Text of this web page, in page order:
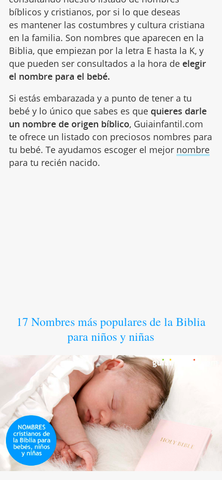
bíblicos y cristianos, por si lo que deseas
es mantener las costumbres y cultura cristiana
en la familia. Son nombres que aparecen en la
Biblia, que empiezan por la letra E hasta la K, y
que pueden ser consultados a la hora deelegir
el nombre para el bebé.
Si estás embarazada y a punto de tener a tu
bebé y lo único que sabes es que quieres darle
un nombre de origen bíblico, Guiainfantil.com
te ofrece un listado con preciosos nombres para
tu bebé. Te ayudamos escoger el mejor nombre
para tu recién nacido.
17 Nombres más populares de la Biblia
para niños y niñas